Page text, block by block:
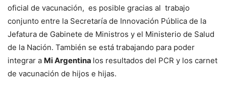
oficial de vacunación, es posible gracias al trabajo
conjunto entre la Secretaría de Innovación Pública de la
Jefatura de Gabinete de Ministros y el Ministerio de Salud
de la Nación. También se está trabajando para poder
integrar a Mi Argentina los resultados del PCR y los carnet
de vacunación de hijos e hijas.